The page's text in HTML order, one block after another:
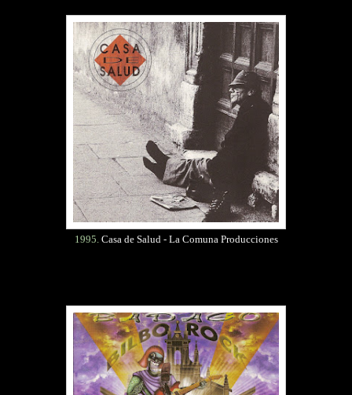
1995.Casa de Salud - La Comuna Producciones